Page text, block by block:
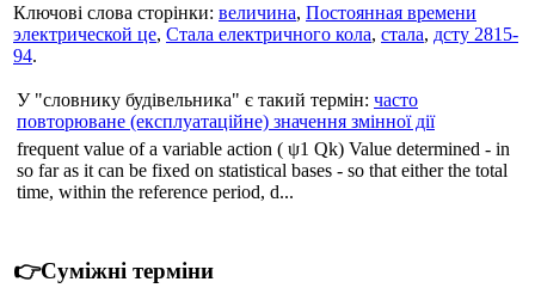
Ключові слова сторінки: величина, Постоянная времени
электрической це, Стала електричного кола, стала, дсту 2815-
94.
У "словнику будівельника" є такий термін: часто
повторюване (експлуатаційне) значення змінної дії
frequent value of a variable action ( ψ1 Qk) Value determined - in
so far as it can be fixed on statistical bases - so that either the total
time, within the reference period, d...
👉Суміжні терміни